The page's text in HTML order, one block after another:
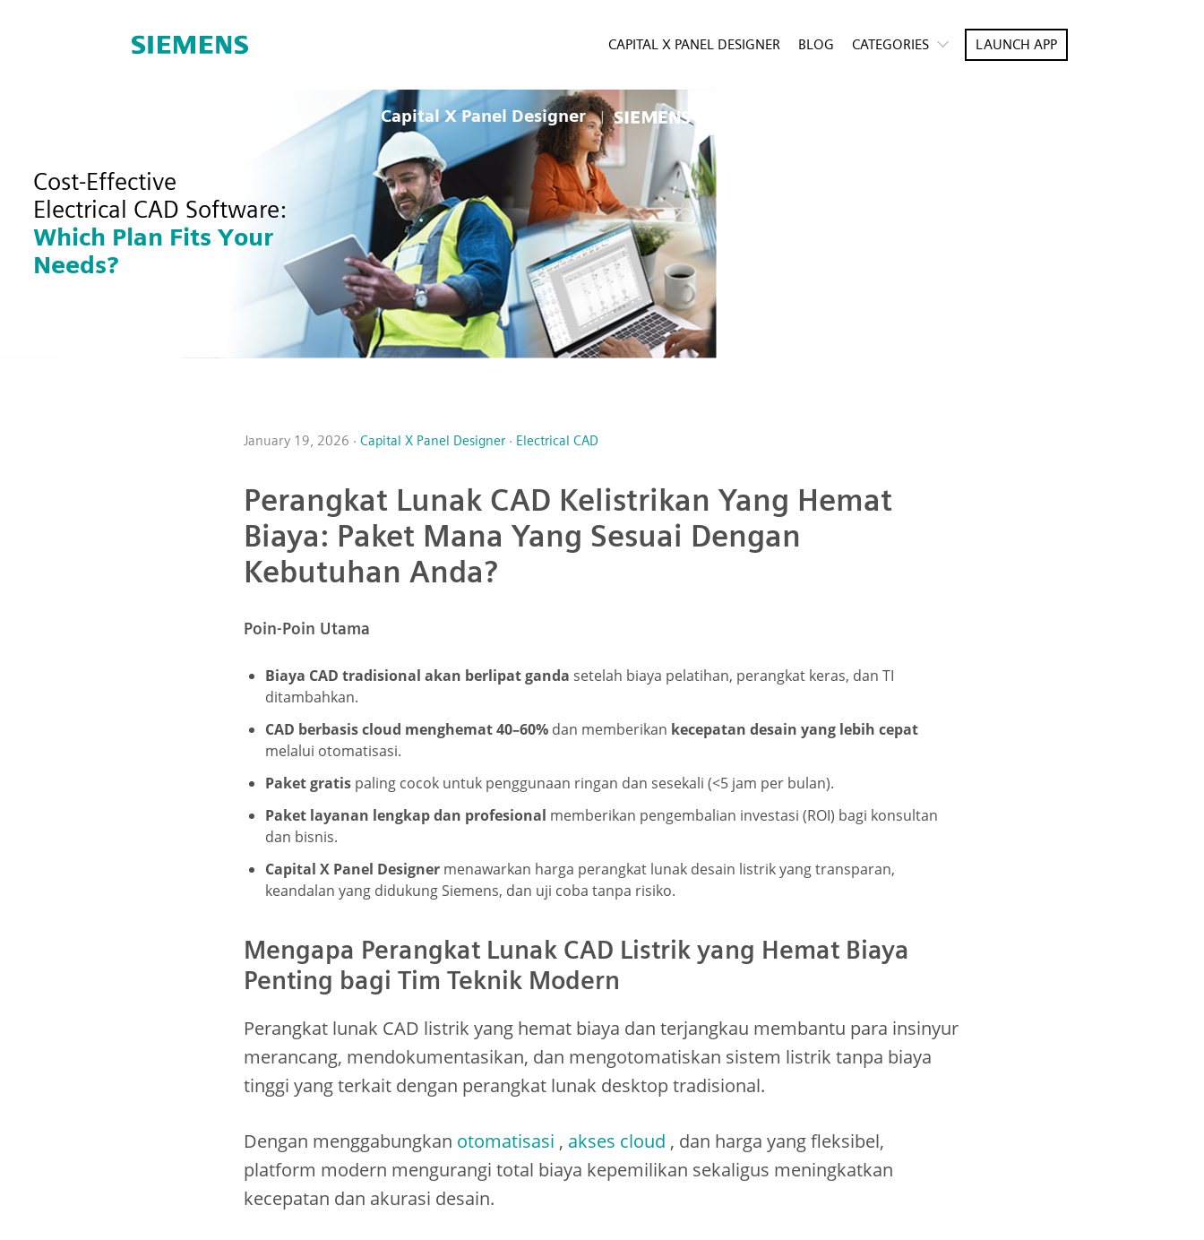
CAPITAL X PANEL DESIGNER BLOG CATEGORIES LAUNCH APP
January 19, 2026 · Capital X Panel Designer · Electrical CAD
Perangkat Lunak CAD Kelistrikan Yang Hemat
Biaya: Paket Mana Yang Sesuai Dengan
Kebutuhan Anda?
Poin-Poin Utama
Biaya CAD tradisional akan berlipat ganda setelah biaya pelatihan, perangkat keras, dan TI
ditambahkan.
CAD berbasis cloud menghemat 40–60% dan memberikan kecepatan desain yang lebih cepat
melalui otomatisasi.
Paket gratis paling cocok untuk penggunaan ringan dan sesekali (<5 jam per bulan).
Paket layanan lengkap dan profesional memberikan pengembalian investasi (ROI) bagi konsultan
dan bisnis.
Capital X Panel Designer menawarkan harga perangkat lunak desain listrik yang transparan,
keandalan yang didukung Siemens, dan uji coba tanpa risiko.
Mengapa Perangkat Lunak CAD Listrik yang Hemat Biaya
Penting bagi Tim Teknik Modern
Perangkat lunak CAD listrik yang hemat biaya dan terjangkau membantu para insinyur
merancang, mendokumentasikan, dan mengotomatiskan sistem listrik tanpa biaya
tinggi yang terkait dengan perangkat lunak desktop tradisional.
Dengan menggabungkan otomatisasi , akses cloud , dan harga yang fleksibel,
platform modern mengurangi total biaya kepemilikan sekaligus meningkatkan
kecepatan dan akurasi desain.